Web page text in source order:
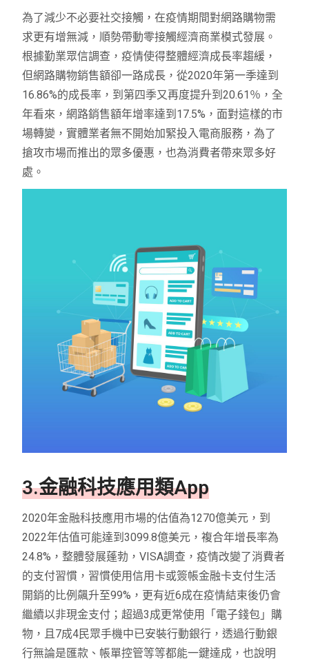
為了減少不必要社交接觸，在疫情期間對網路購物需
求更有增無減，順勢帶動零接觸經濟商業模式發展。
根據勤業眾信調查，疫情使得整體經濟成長率趨緩，
但網路購物銷售額卻一路成長，從2020年第一季達到
16.86%的成長率，到第四季又再度提升到20.61％，全
年看來，網路銷售額年增率達到17.5%，面對這樣的市
場轉變，實體業者無不開始加緊投入電商服務，為了
搶攻市場而推出的眾多優惠，也為消費者帶來眾多好
處。
3.金融科技應用類App
2020年金融科技應用市場的估值為1270億美元，到
2022年估值可能達到3099.8億美元，複合年增長率為
24.8%，整體發展蓬勃，VISA調查，疫情改變了消費者
的支付習慣，習慣使用信用卡或簽帳金融卡支付生活
開銷的比例飆升至99%，更有近6成在疫情結束後仍會
繼續以非現金支付；超過3成更常使用「電子錢包」購
物，且7成4民眾手機中已安裝行動銀行，透過行動銀
行無論是匯款、帳單控管等等都能一鍵達成，也說明